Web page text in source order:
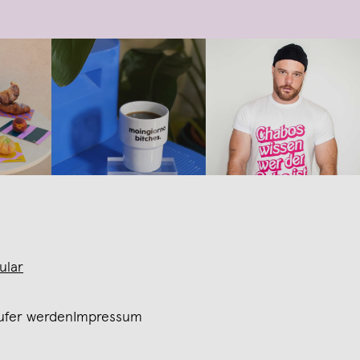
werden Impressum